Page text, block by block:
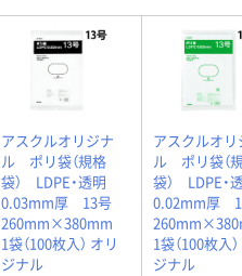
アスクルオリジナ
ル ポリ袋（規格
袋） LDPE・透明
0.03mm厚 13号
260mm×380mm
1袋（100枚入） オリ
ジナル
アスクルオリ
ル ポリ袋（
袋） LDPE
0.02mm厚
1袋（100枚入
ジナル